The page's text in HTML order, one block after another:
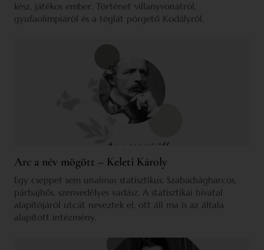
kész, játékos ember. Történet villanyvonatról,
gyufaolimpiáról és a téglát pörgető Kodályról.
Arc a név mögött – Keleti Károly
Egy cseppet sem unalmas statisztikus. Szabadságharcos,
párbajhős, szenvedélyes vadász. A statisztikai hivatal
alapítójáról utcát neveztek el, ott áll ma is az általa
alapított intézmény.